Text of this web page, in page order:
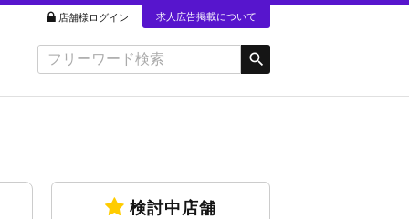
店舗様ログイン 求人広告掲載について
検討中店舗